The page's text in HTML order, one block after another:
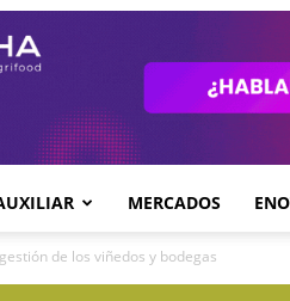
MERCADOS
de los viñedos y bodegas